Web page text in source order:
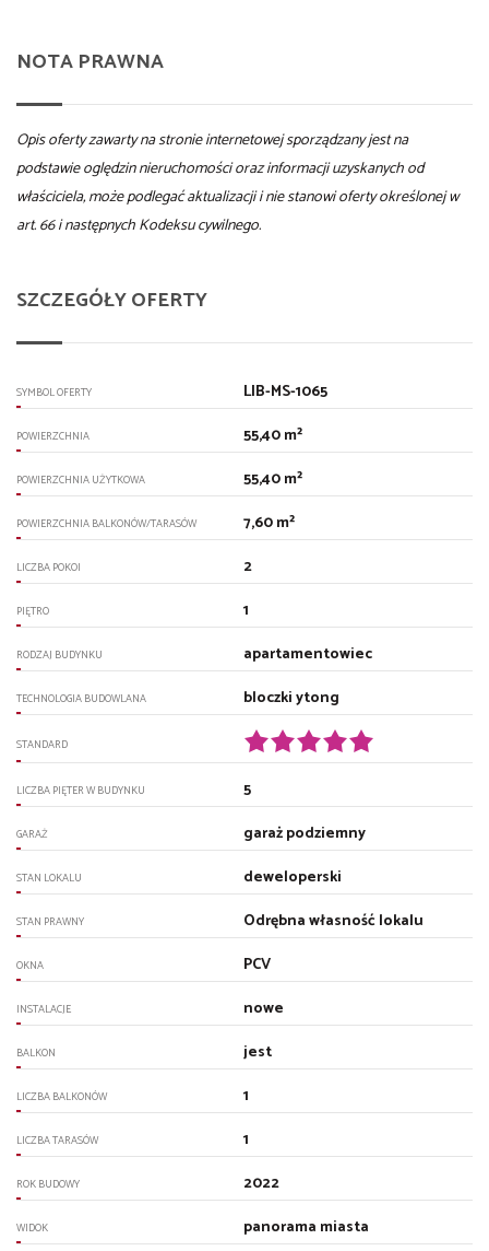
NOTA PRAWNA
Opis oferty zawarty na stronie internetowej sporządzany jest na
podstawie oględzin nieruchomości oraz informacji uzyskanych od
właściciela, może podlegać aktualizacji i nie stanowi oferty określonej w
art. 66 i następnych Kodeksu cywilnego.
SZCZEGÓŁY OFERTY
SYMBOL OFERTY LIB-MS-1065
POWIERZCHNIA 55,40 m²
POWIERZCHNIA UŻYTKOWA 55,40 m²
POWIERZCHNIA BALKONÓW/TARASÓW 7,60 m²
LICZBA POKOI 2
PIĘTRO 1
RODZAJ BUDYNKU apartamentowiec
TECHNOLOGIA BUDOWLANA bloczki ytong
STANDARD
LICZBA PIĘTER W BUDYNKU 5
GARAŻ garaż podziemny
STAN LOKALU deweloperski
STAN PRAWNY Odrębna własność lokalu
OKNA PCV
INSTALACJE nowe
BALKON jest
LICZBA BALKONÓW 1
LICZBA TARASÓW 1
ROK BUDOWY 2022
WIDOK panorama miasta